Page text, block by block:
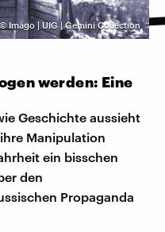
© Imago | UIG | Gemini Collection
werden: Eine
Geschichte aussieht
Manipulation
ein bisschen
den
Propaganda